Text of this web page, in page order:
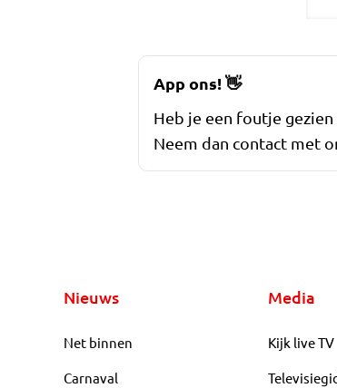
App ons!👋
Heb je een foutje
Neem dan contact met
Nieuws
Net binnen
Carnaval
Media
Kijk live TV